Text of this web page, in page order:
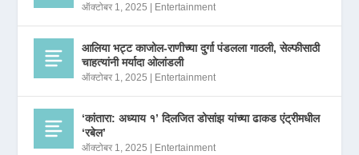
ऑक्टोबर 1, 2025 Entertainment
आलिया भट्ट काजोल-राणीच्या दुर्गा पंडलला गाठली, सेल्फीसाठी
चाहत्यांनी मर्यादा ओलांडली
ऑक्टोबर 1, 2025 Entertainment
‘कांतारा: अध्याय १’ दिलजित डोसांझ यांच्या ढाकड एंट्रीमधील
‘रबेल’
ऑक्टोबर 1, 2025 Entertainment